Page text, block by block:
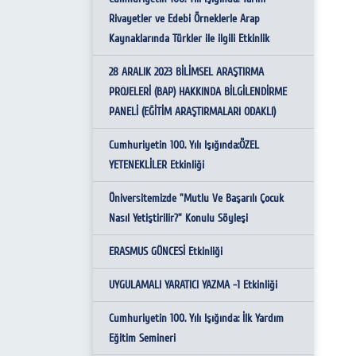
İletişim ve Bilişim Komisyonu
Eğitim ve Etik Komisyonu
Fakülte İntibak Komisyonu
Kalite Komisyonu
Kısa Süreli Yurtiçi-Yurtdışı
Görevlendirmelerde İstenen Belgeler
Öğr. Üyesi Ek Ders İstem ve Ders Yükü
Formu
Yurtdışı Geçici Görev Yolluğu Formu
Yurtiçi Sürekli Görev Yolluğu Formu (Nakil
Arş. Gör. İçin)
Yurtiçi-Yurtdışı Görev Dönüşü İbraz
Edilmesi Gereken Belgeler
Yurtiçi-Yurtdışı Görevlendirme
Yönergesinin 6. Maddesi Gereği Bilgi
Formu
Pasaport Talep Formları- Pasaport
Rivayetler ve Edebi Örneklerle Arap
Kaynaklarında Türkler ile ilgili Etkinlik
28 ARALIK 2023 BİLİMSEL ARAŞTIRMA
PROJELERİ (BAP) HAKKINDA BİLGİLENDİRME
PANELİ (EĞİTİM ARAŞTIRMALARI ODAKLI)
Cumhuriyetin 100. Yılı Işığında:ÖZEL
YETENEKLİLER Etkinliği
Üniversitemizde "Mutlu Ve Başarılı Çocuk
Nasıl Yetiştirilir?" Konulu Söyleşi
ERASMUS GÜNCESİ Etkinliği
UYGULAMALI YARATICI YAZMA -1 Etkinliği
Cumhuriyetin 100. Yılı Işığında: İlk Yardım
Eğitim Semineri